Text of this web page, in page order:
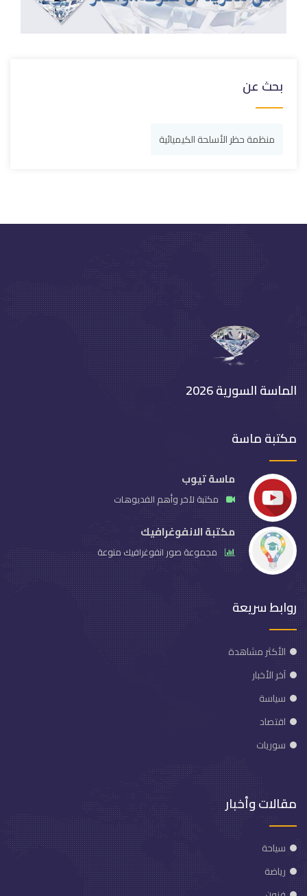
بحث عن
منظمة حظر الأسلحة الكيميائية
الماسة السورية 2026
مكتبة ماسة
ماسة تيوب
مكتبة لآخر وأهم الفديوهات
مكتبة الانفوغرافيك
مجموعة صور انفوغرافيك منوعة
روابط سريعة
الأكثر مشاهدة
آخر الأخبار
سياسة
اقتصاد
سوريات
مقالات وأخبار
سياحة
رياضة